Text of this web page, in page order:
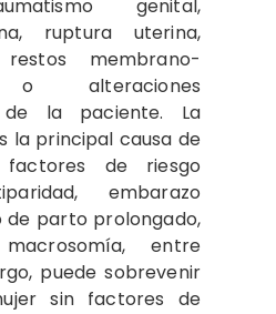
genital,
ruptura uterina,
membrano-
o alteraciones
de la paciente. La
la principal causa de
factores de riesgo
embarazo
de parto prolongado,
macrosomía, entre
puede sobrevenir
sin factores de